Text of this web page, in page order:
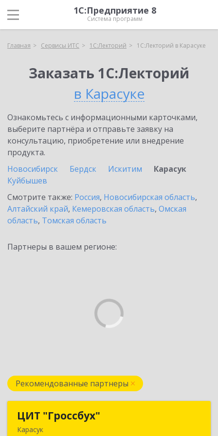
1С:Предприятие 8
Система программ
Главная Сервисы ИТС 1С:Лекторий 1С:Лекторий в Карасуке
Заказать 1С:Лекторий
в Карасуке
Ознакомьтесь с информационными карточками,
выберите партнёра и отправьте заявку на
консультацию, приобретение или внедрение
продукта.
Новосибирск
Бердск Искитим
Карасук
Куйбышев
Смотрите также: Россия, Новосибирская область,
Алтайский край, Кемеровская область, Омская
область, Томская область
Партнеры в вашем регионе:
Рекомендованные партнеры
ЦИТ "Гроссбух"
Карасук